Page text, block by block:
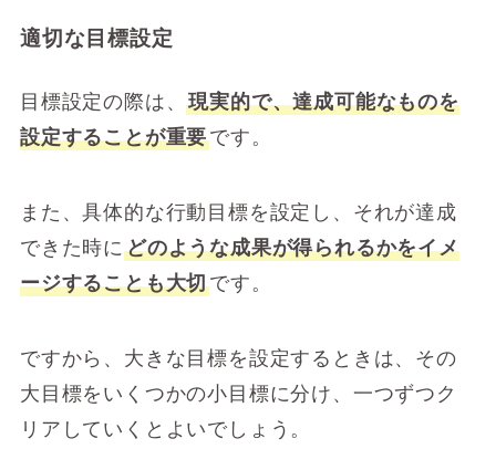
適切な目標設定
目標設定の際は、現実的で、達成可能なものを
設定することが重要です。
また、具体的な行動目標を設定し、それが達成
できた時に どのような成果が得られるかをイメ
ージすることも大切です。
ですから、大きな目標を設定するときは、その
大目標をいくつかの小目標に分け、一つずつク
リアしていくとよいでしょう。